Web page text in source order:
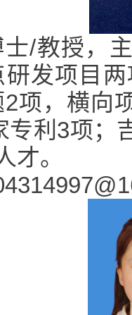
/教授，
发项目
项，横向
专利3项；
才。